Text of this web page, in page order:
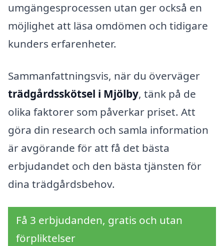
umgängesprocessen utan ger också en
möjlighet att läsa omdömen och tidigare
kunders erfarenheter.
Sammanfattningsvis, när du överväger
trädgårdsskötsel i Mjölby, tänk på de
olika faktorer som påverkar priset. Att
göra din research och samla information
är avgörande för att få det bästa
erbjudandet och den bästa tjänsten för
dina trädgårdsbehov.
Få 3 erbjudanden, gratis och utan
förpliktelser